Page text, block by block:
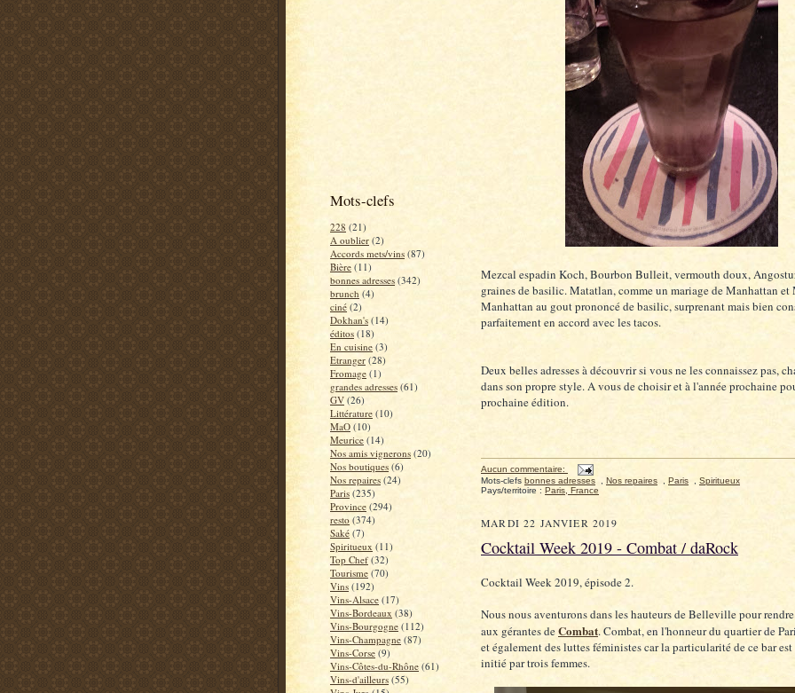
Mots-clefs
228 (21)
A oublier (2)
Accords mets/vins (87)
Bière (11)
bonnes adresses (342)
brunch (4)
ciné (2)
Dokhan's (14)
éditos (18)
En cuisine (3)
Etranger (28)
Fromage (1)
grandes adresses (61)
GV (26)
Littérature (10)
MaO (10)
Meurice (14)
Nos amis vignerons (20)
Nos boutiques (6)
Nos repaires (24)
Paris (235)
Province (294)
resto (374)
Saké (7)
Spiritueux (11)
Top Chef (32)
Tourisme (70)
Vins (192)
Vins-Alsace (17)
Vins-Bordeaux (38)
Vins-Bourgogne (112)
Vins-Champagne (87)
Vins-Corse (9)
Vins-Côtes-du-Rhône (61)
Vins-d'ailleurs (55)
Mezcal espadin Koch, Bourbon Bulleit, vermouth doux,
graines de basilic. Matatlan, comme un mariage de Manhattan et
Manhattan au gout prononcé de basilic, surprenant mais bien
parfaitement en accord avec les tacos.
Deux belles adresses à découvrir si vous ne les connaissez pas,
dans son propre style. A vous de choisir et à l'année prochaine
prochaine édition.
Aucun commentaire:
Mots-clefs bonnes adresses , Nos repaires , Paris , Spiritueux
Pays/territoire : Paris, France
MARDI 22 JANVIER 2019
Cocktail Week 2019 - Combat / daRock
Cocktail Week 2019, épisode 2.
Nous nous aventurons dans les hauteurs de Belleville pour
aux gérantes deCombat. Combat, en l'honneur du quartier de
et également des luttes féministes car la particularité de ce bar
initié par trois femmes.